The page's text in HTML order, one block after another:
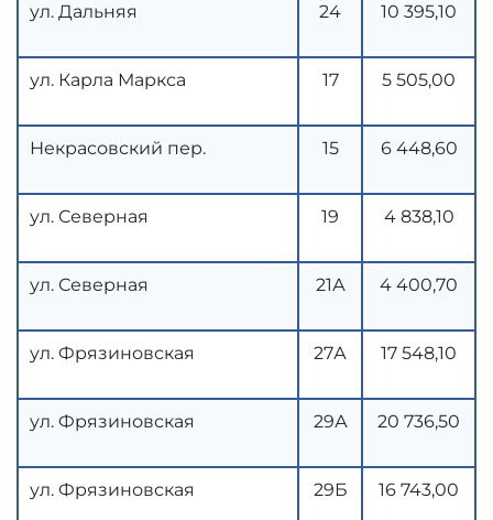
ул. Дальняя 24 10 395,10
ул. Карла Маркса 17 5 505,00
Некрасовский пер. 15 6 448,60
ул. Северная 19 4 838,10
ул. Северная 21А 4 400,70
ул. Фрязиновская 27А 17 548,10
ул. Фрязиновская 29А 20 736,50
ул. Фрязиновская 29Б 16 743,00